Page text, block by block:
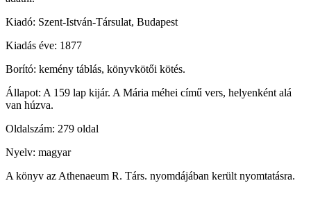
Kiadó: Szent-István-Társulat, Budapest
Kiadás éve: 1877
Borító: kemény táblás, könyvkötői kötés.
Állapot: A 159 lap kijár. A Mária méhei című vers, helyenként alá
van húzva.
Oldalszám: 279 oldal
Nyelv: magyar
A könyv az Athenaeum R. Társ. nyomdájában került nyomtatásra.